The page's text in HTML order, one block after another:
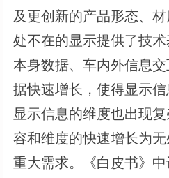
及更创新的产品形态、
处不在的显示提供了技
本身数据、车内外信息
据快速增长，使得显示信
显示信息的维度也出现
容和维度的快速增长为
重大需求。《白皮书》